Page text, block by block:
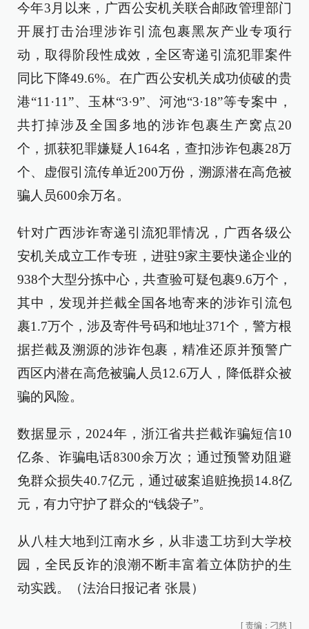
今年3月以来，广西公安机关联合邮政管理部门
开展打击治理涉诈引流包裹黑灰产业专项行
动，取得阶段性成效，全区寄递引流犯罪案件
同比下降49.6%。在广西公安机关成功侦破的贵
港“11·11”、玉林“3·9”、河池“3·18”等专案中，
共打掉涉及全国多地的涉诈包裹生产窝点20
个，抓获犯罪嫌疑人164名，查扣涉诈包裹28万
个、虚假引流传单近200万份，溯源潜在高危被
骗人员600余万名。
针对广西涉诈寄递引流犯罪情况，广西各级公
安机关成立工作专班，进驻9家主要快递企业的
938个大型分拣中心，共查验可疑包裹9.6万个，
其中，发现并拦截全国各地寄来的涉诈引流包
裹1.7万个，涉及寄件号码和地址371个，警方根
据拦截及溯源的涉诈包裹，精准还原并预警广
西区内潜在高危被骗人员12.6万人，降低群众被
骗的风险。
数据显示，2024年，浙江省共拦截诈骗短信10
亿条、诈骗电话8300余万次；通过预警劝阻避
免群众损失40.7亿元，通过破案追赃挽损14.8亿
元，有力守护了群众的“钱袋子”。
从八桂大地到江南水乡，从非遗工坊到大学校
园，全民反诈的浪潮不断丰富着立体防护的生
动实践。（法治日报记者 张晨）
[ 责编：刁慈 ]